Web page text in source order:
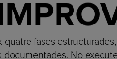
fases
No